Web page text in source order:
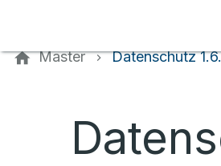
Master Datenschutz